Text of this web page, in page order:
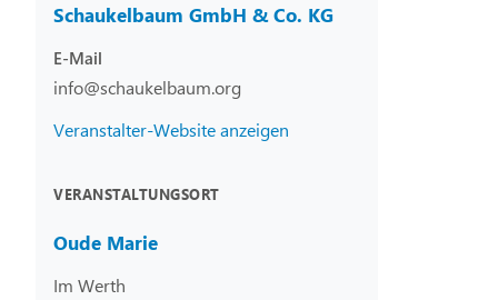
Schaukelbaum GmbH & Co. KG
E-Mail
info@schaukelbaum.org
Veranstalter-Website anzeigen
VERANSTALTUNGSORT
Oude Marie
Im Werth